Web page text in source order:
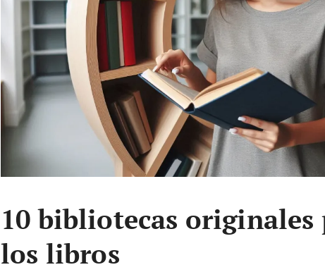
10 bibliotecas originales
los libros